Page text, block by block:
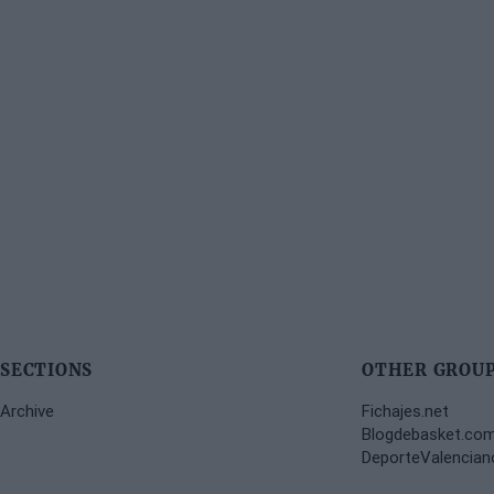
SECTIONS
Archive
OTHER
Fichajes.net